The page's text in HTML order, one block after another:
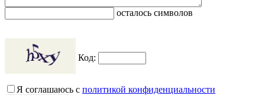
осталось символов
Код:
Я соглашаюсь с политикой конфиденциальности